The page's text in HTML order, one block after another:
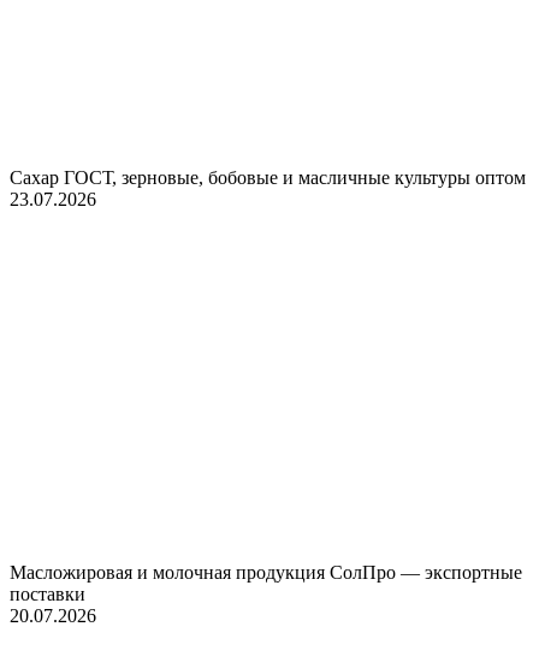
Сахар ГОСТ, зерновые, бобовые и масличные культуры оптом
23.07.2026
Масложировая и молочная продукция СолПро — экспортные
поставки
20.07.2026